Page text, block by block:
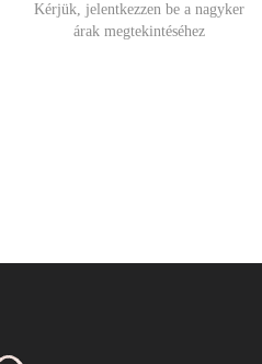
Kérjük, jelentkezzen be a nagyker
árak megtekintéséhez